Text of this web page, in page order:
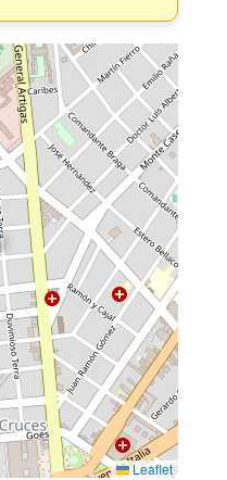
Leaflet